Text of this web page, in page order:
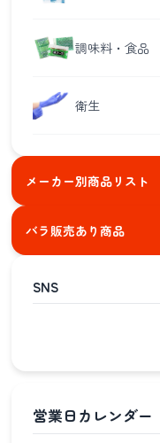
調味料・食品
衛生
メーカー別商品リスト
バラ販売あり商品
SNS